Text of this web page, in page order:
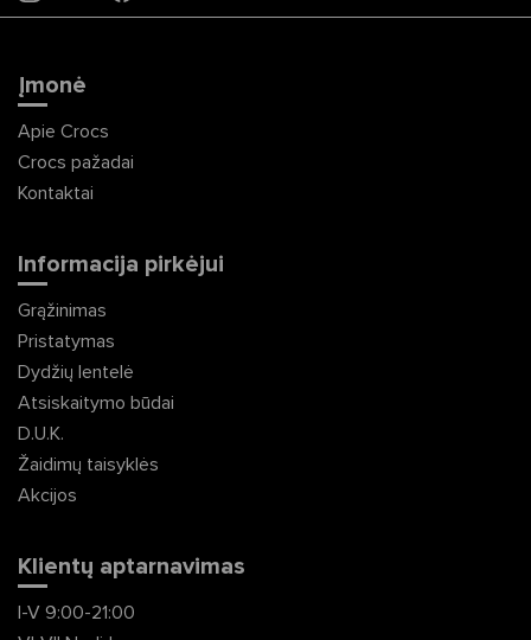
Įmonė
Apie Crocs
Crocs pažadai
Kontaktai
Informacija pirkėjui
Grąžinimas
Pristatymas
Dydžių lentelė
Atsiskaitymo būdai
D.U.K.
Žaidimų taisyklės
Akcijos
Klientų aptarnavimas
I-V 9:00-21:00